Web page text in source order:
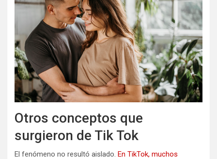
Otros conceptos que
surgieron de Tik Tok
El fenómeno no resultó aislado. En TikTok, muchos